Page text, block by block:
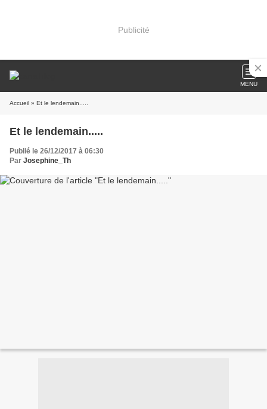
Publicité
MENU
Accueil » Et le lendemain.....
Et le lendemain.....
Publié le 26/12/2017 à 06:30
Par Josephine_Th